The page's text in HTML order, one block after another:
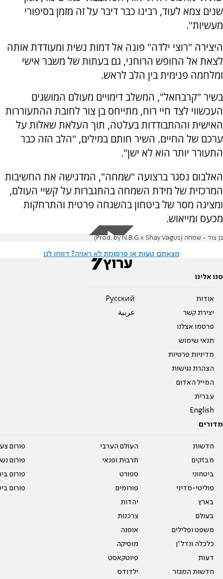
שנים צמא לעוד, רבינו כבר דיבר על זה מזמן בסיפורי
מעשיות".
היצירה "רוצי ילדה" פונה אל דמות נשית ומעודדת אותה
לצאת אל החופש הרוחני, גם בעתות של משבר אישי
ומלחמה פנימית בין הלב לראש.
בשיר "קרבחאל", המשלב דימויים מעולם המושגים
העכשווי לצד חיי רוח, מתייחס בן צור לחובת ההתעוררות
האישית וההתבודדות בעלטה, תוך העלאת שאלות על
ערכם של החיים. השיר חותם במילים, "הלב הזה כבר
התעורר יותר הוא לא ישן".
האלבום נסגר ברצועה "שמחה", המדגישה את החשיבות
המרכזית של מידת השמחה בהתגברות על קשיי העולם,
ומציגה מסר של ביטחון בהשגחה פרטית והתרחקות
מכעס ומייאוש.
בן צור - שמחה (Prod. by N.B.G x Shay Vagus)
מצאתם טעות או פרסומת לא ראויה? דווחו לנו
פנו אלינו
אודות
יצירת קשר
פרסמו אצלנו
תנאי שימוש
מדיניות פרטיות
הצהרת נגישות
המייל האדום
עברית
English
Pусский
عربية
מדורים
חדשות
מבזקים
ביטחוני
פוליטי-מדיני
בארץ
בעולם
משפט ופלילים
כלכלה ונדל"ן
דעות
חדשות המגזר
העולם הערבי
תרבות ופנאי
ספורט
פורומים
יהדות
צרכנות
אופנה
מוסיקה
פיוטקאסט
ילדודס
פורום
פורום
פורום
פורום